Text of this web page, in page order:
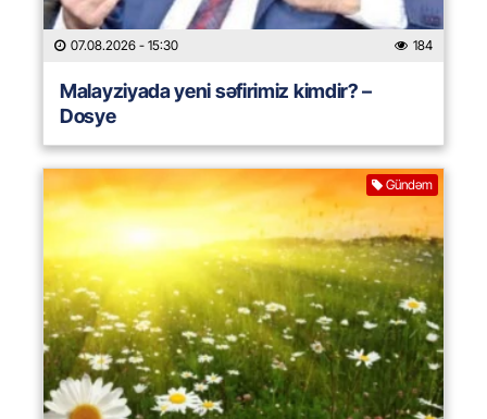
07.08.2026 - 15:30 184
Malayziyada yeni səfirimiz kimdir? –
Dosye
Gündəm